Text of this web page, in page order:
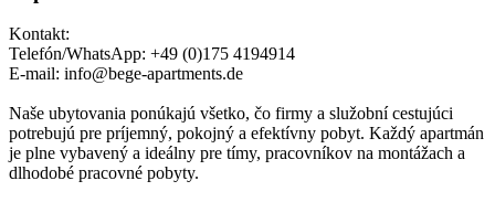
Kontakt:
Telefón/WhatsApp: +49 (0)175 4194914
E-mail: info@bege-apartments.de
Naše ubytovania ponúkajú všetko, čo firmy a služobní cestujúci
potrebujú pre príjemný, pokojný a efektívny pobyt. Každý apartmán
je plne vybavený a ideálny pre tímy, pracovníkov na montážach a
dlhodobé pracovné pobyty.